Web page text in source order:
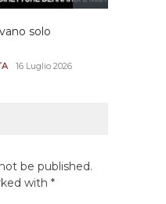
solo
16 Luglio 2026
be published.
with *